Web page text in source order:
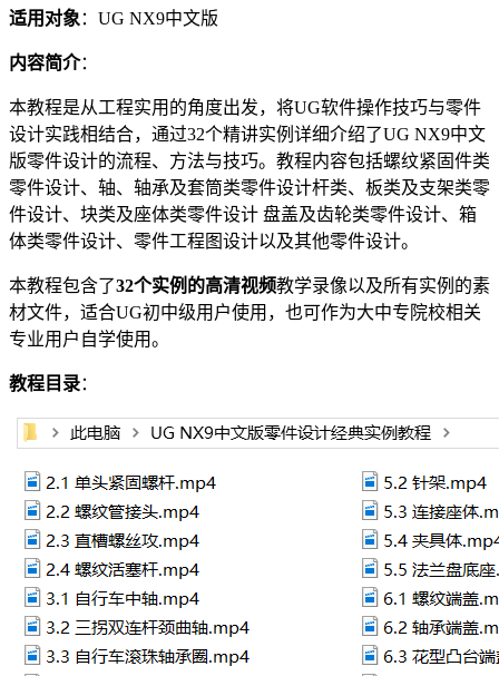
适用对象 ：UG NX9中文版
内容简介：
本教程是从工程实用的角度出发，将UG软件操作技巧与零件
设计实践相结合，通过32个精讲实例详细介绍了UG NX9中文
版零件设计的流程、方法与技巧。教程内容包括螺纹紧固件类
零件设计、轴、轴承及套筒类零件设计杆类、板类及支架类零
件设计、块类及座体类零件设计 盘盖及齿轮类零件设计、箱
体类零件设计、零件工程图设计以及其他零件设计。
本教程包含了32个实例的高清视频教学录像以及所有实例的素
材文件，适合UG初中级用户使用，也可作为大中专院校相关
专业用户自学使用。
教程目录：